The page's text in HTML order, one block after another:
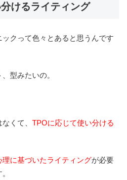
けるライティング
クって色々とあると思うんです
型みたいの。
くて、 TPOに応じて使い分ける
理に基づいたライティングが必要